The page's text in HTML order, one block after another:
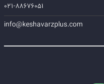
۰۲۱-۸۸۶۷۶۰۵۱
info@keshavarzplus.com